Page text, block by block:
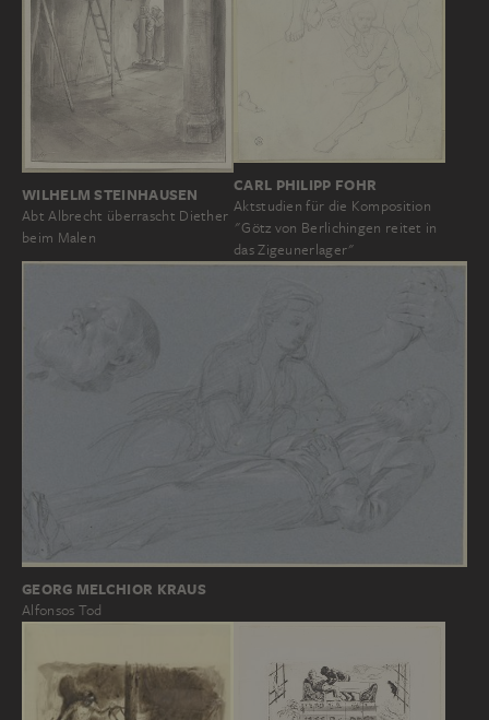
WILHELM STEINHAUSEN
Abt Albrecht überrascht Diether
beim Malen
CARL PHILIPP FOHR
Aktstudien für die Komposition
"Götz von Berlichingen reitet in
das Zigeunerlager"
GEORG MELCHIOR KRAUS
Alfonsos Tod